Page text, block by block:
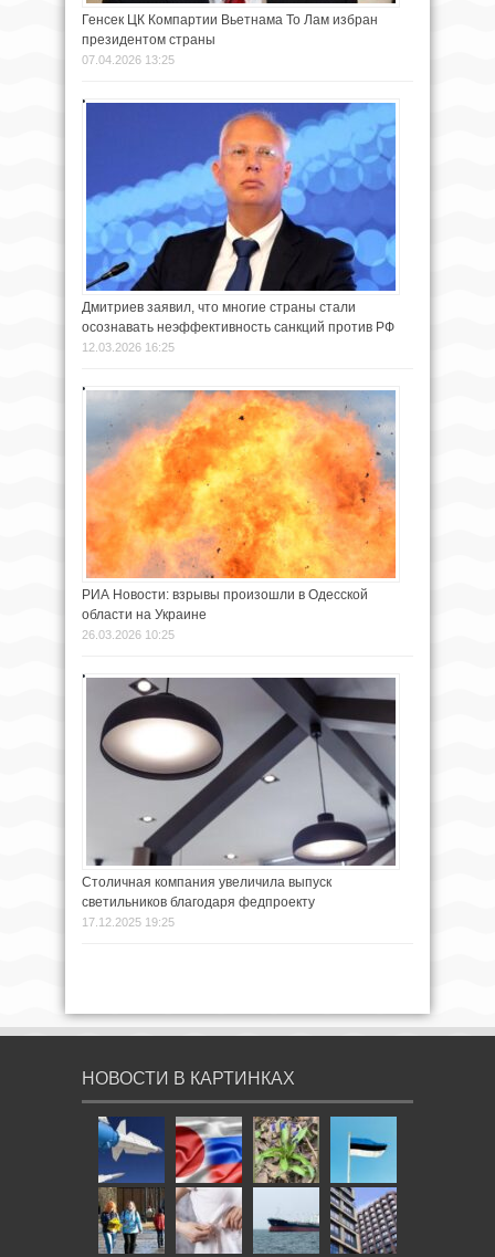
Генсек ЦК Компартии Вьетнама То Лам избран
президентом страны
07.04.2026 13:25
Дмитриев заявил, что многие страны стали
осознавать неэффективность санкций против РФ
12.03.2026 16:25
РИА Новости: взрывы произошли в Одесской
области на Украине
26.03.2026 10:25
Столичная компания увеличила выпуск
светильников благодаря федпроекту
17.12.2025 19:25
НОВОСТИ В КАРТИНКАХ